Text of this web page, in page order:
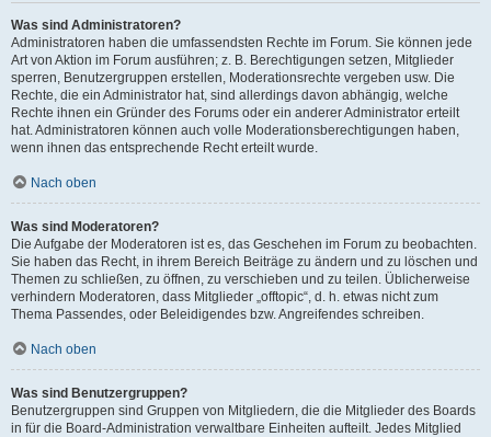
Was sind Administratoren?
Administratoren haben die umfassendsten Rechte im Forum. Sie können jede
Art von Aktion im Forum ausführen; z. B. Berechtigungen setzen, Mitglieder
sperren, Benutzergruppen erstellen, Moderationsrechte vergeben usw. Die
Rechte, die ein Administrator hat, sind allerdings davon abhängig, welche
Rechte ihnen ein Gründer des Forums oder ein anderer Administrator erteilt
hat. Administratoren können auch volle Moderationsberechtigungen haben,
wenn ihnen das entsprechende Recht erteilt wurde.
Nach oben
Was sind Moderatoren?
Die Aufgabe der Moderatoren ist es, das Geschehen im Forum zu beobachten.
Sie haben das Recht, in ihrem Bereich Beiträge zu ändern und zu löschen und
Themen zu schließen, zu öffnen, zu verschieben und zu teilen. Üblicherweise
verhindern Moderatoren, dass Mitglieder „offtopic“, d. h. etwas nicht zum
Thema Passendes, oder Beleidigendes bzw. Angreifendes schreiben.
Nach oben
Was sind Benutzergruppen?
Benutzergruppen sind Gruppen von Mitgliedern, die die Mitglieder des Boards
in für die Board-Administration verwaltbare Einheiten aufteilt. Jedes Mitglied